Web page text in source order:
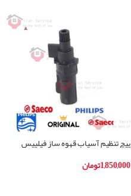
پیچ تنظیم آسیاب قهوه ساز فیلیپس
1,850,000تومان